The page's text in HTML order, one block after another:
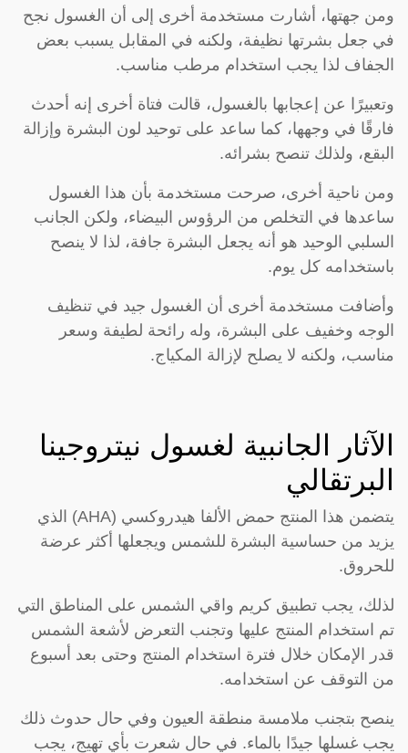
ومن جهتها، أشارت مستخدمة أخرى إلى أن الغسول نجح
في جعل بشرتها نظيفة، ولكنه في المقابل يسبب بعض
الجفاف لذا يجب استخدام مرطب مناسب.
وتعبيرًا عن إعجابها بالغسول، قالت فتاة أخرى إنه أحدث
فارقًا في وجهها، كما ساعد على توحيد لون البشرة وإزالة
البقع، ولذلك تنصح بشرائه.
ومن ناحية أخرى، صرحت مستخدمة بأن هذا الغسول
ساعدها في التخلص من الرؤوس البيضاء، ولكن الجانب
السلبي الوحيد هو أنه يجعل البشرة جافة، لذا لا ينصح
باستخدامه كل يوم.
وأضافت مستخدمة أخرى أن الغسول جيد في تنظيف
الوجه وخفيف على البشرة، وله رائحة لطيفة وسعر
مناسب، ولكنه لا يصلح لإزالة المكياج.
الآثار الجانبية لغسول نيتروجينا
البرتقالي
يتضمن هذا المنتج حمض الألفا هيدروكسي (AHA) الذي
يزيد من حساسية البشرة للشمس ويجعلها أكثر عرضة
للحروق.
لذلك، يجب تطبيق كريم واقي الشمس على المناطق التي
تم استخدام المنتج عليها وتجنب التعرض لأشعة الشمس
قدر الإمكان خلال فترة استخدام المنتج وحتى بعد أسبوع
من التوقف عن استخدامه.
ينصح بتجنب ملامسة منطقة العيون وفي حال حدوث ذلك
يجب غسلها جيدًا بالماء. في حال شعرت بأي تهيج، يجب